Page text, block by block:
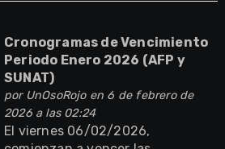
Cronogramas de Vencimiento
Periodo Enero 2026 (AFP y
SUNAT)
por UnOsoRojoen 6 de febrero de
2026 a las 02:24
El viernes 06/02/2026,